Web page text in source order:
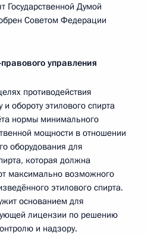
Государственной Думой
Советом Федерации
управления
противодействия
обороту этилового спирта
нормы минимального
мощности в отношении
оборудования для
которая должна
максимально возможного
этилового спирта.
основанием для
лицензии по решению
и надзору.